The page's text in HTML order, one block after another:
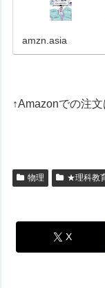
amzn.asia
↑Amazonでの注
物理 ★理科教
X